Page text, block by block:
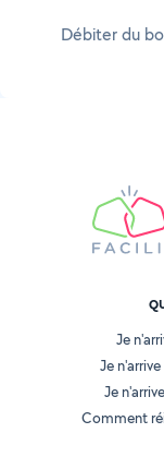
Débiter du
Je
Je
Je
Comment